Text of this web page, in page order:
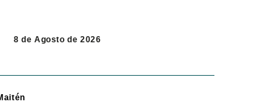
8 de Agosto de 2026